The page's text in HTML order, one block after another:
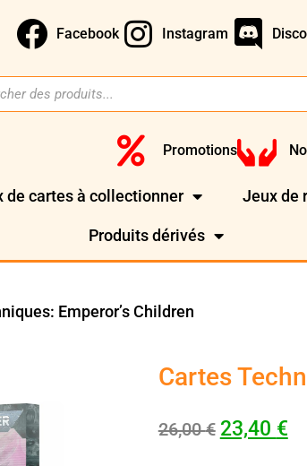
Facebook Instagram
Promotions
de cartes à collectionner Jeux de
Produits dérivés
Emperor’s Children
Cartes
26,00€ 23,40 €